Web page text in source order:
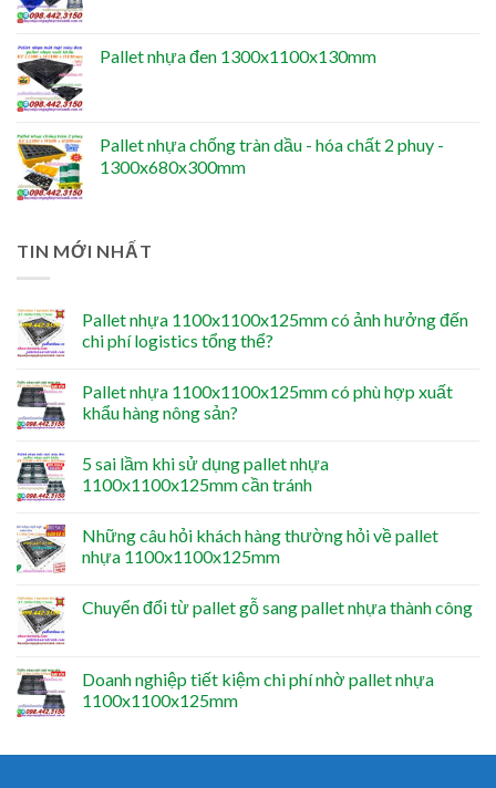
Pallet nhựa đen 1300x1100x130mm
Pallet nhựa chống tràn dầu - hóa chất 2 phuy -
1300x680x300mm
TIN MỚI NHẤT
Pallet nhựa 1100x1100x125mm có ảnh hưởng đến
chi phí logistics tổng thể?
Pallet nhựa 1100x1100x125mm có phù hợp xuất
khẩu hàng nông sản?
5 sai lầm khi sử dụng pallet nhựa
1100x1100x125mm cần tránh
Những câu hỏi khách hàng thường hỏi về pallet
nhựa 1100x1100x125mm
Chuyển đổi từ pallet gỗ sang pallet nhựa thành công
Doanh nghiệp tiết kiệm chi phí nhờ pallet nhựa
1100x1100x125mm